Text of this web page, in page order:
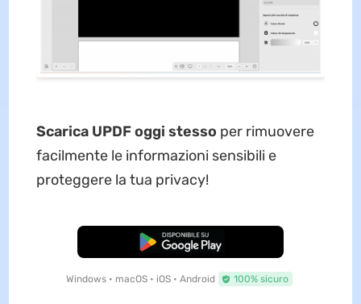
Scarica UPDF oggi stesso per rimuovere
facilmente le informazioni sensibili e
proteggere la tua privacy!
Download Gratis
Windows • macOS • iOS • Android 100% sicuro